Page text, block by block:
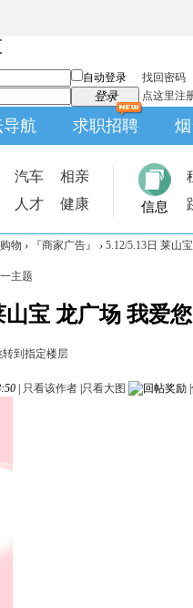
自动登录
找回密码
登录 点这里注
导航 求职招聘
汽车
相亲
人才 健康 信息
物 › 『商家广告』 › 5.12/5.13日 莱山
山宝 龙广场 我爱
只看该作者 只看大图